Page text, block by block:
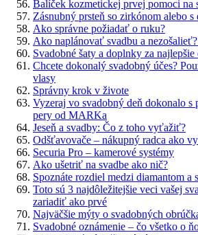
Balíček kozmetickej prvej pomoci na
Zásnubný prsteň so zirkónom alebo s
Ako správne požiadať o ruku?
Ako naplánovať svadbu a
Svadobné šaty a doplnky za
Chcete dokonalý svadobný účes?
vlasy
Správny krok v živote
Vyzeraj vo svadobný deň dokonalo s
pery od MARKa
Jeseň a svadby: Čo z toho vyťažiť?
Odšťavovače – nákupný radca ako
Securia Pro – kamerové systémy
Ako ušetriť na svadbe ako nič?
Spoznáte rozdiel medzi diamantom a
Toto sú 3 najdôležitejšie veci vašej
zariadiť ako prvé
Najväčšie mýty o svadobných
Svadobné oznámenie – čo všetko o